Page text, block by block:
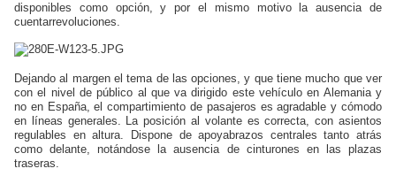
disponibles como opción, y por el mismo motivo la ausencia de
cuentarrevoluciones.
Dejando al margen el tema de las opciones, y que tiene mucho que ver
con el nivel de público al que va dirigido este vehículo en Alemania y
no en España, el compartimiento de pasajeros es agradable y cómodo
en líneas generales. La posición al volante es correcta, con asientos
regulables en altura. Dispone de apoyabrazos centrales tanto atrás
como delante, notándose la ausencia de cinturones en las plazas
traseras.